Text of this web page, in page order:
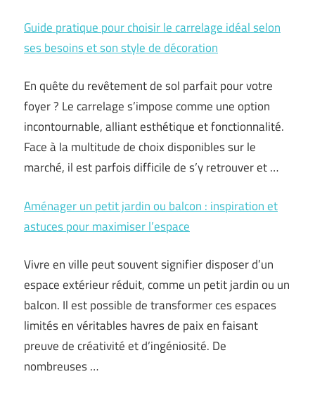
Guide pratique pour choisir le carrelage idéal selon
ses besoins et son style de décoration
En quête du revêtement de sol parfait pour votre
foyer ? Le carrelage s’impose comme une option
incontournable, alliant esthétique et fonctionnalité.
Face à la multitude de choix disponibles sur le
marché, il est parfois difficile de s’y retrouver et …
Aménager un petit jardin ou balcon : inspiration et
astuces pour maximiser l’espace
Vivre en ville peut souvent signifier disposer d’un
espace extérieur réduit, comme un petit jardin ou un
balcon. Il est possible de transformer ces espaces
limités en véritables havres de paix en faisant
preuve de créativité et d’ingéniosité. De
nombreuses …